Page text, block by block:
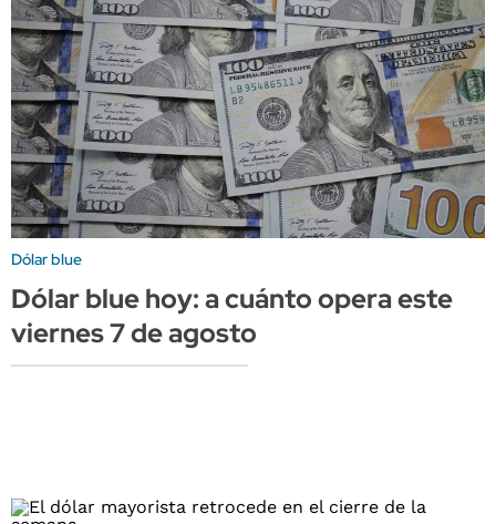
Dólar blue
Dólar blue hoy: a cuánto opera este
viernes 7 de agosto